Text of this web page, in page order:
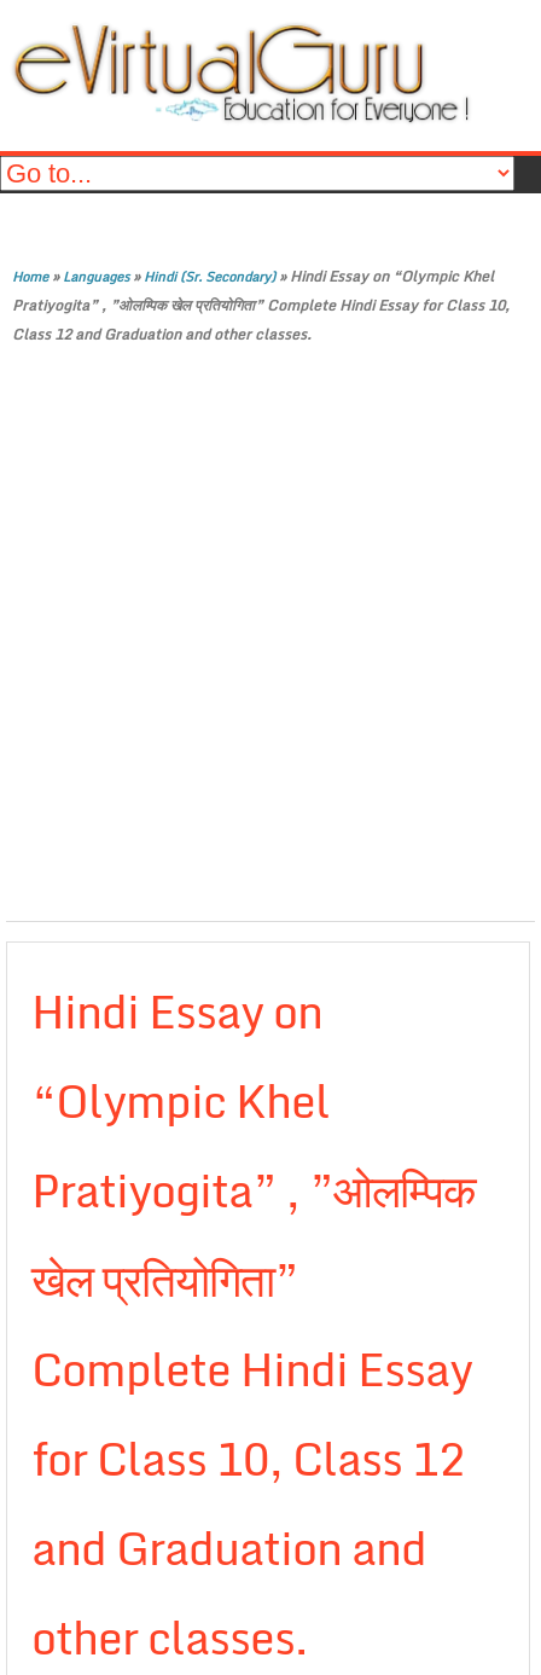
Home»Languages»Hindi (Sr. Secondary)»Hindi Essay on “Olympic Khel
Pratiyogita” , ”ओलम्पिक खेल प्रतियोगिता” Complete Hindi Essay for Class 10,
Class 12 and Graduation and other classes.
Hindi Essay on
“Olympic Khel
Pratiyogita” , ”ओलम्पिक
खेल प्रतियोगिता”
Complete Hindi Essay
for Class 10, Class 12
and Graduation and
other classes.